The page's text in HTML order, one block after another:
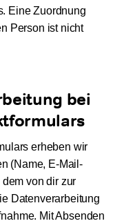
Eine Zuordnung
Person ist nicht
bei
erheben wir
(Name, E-Mail-
von dir zur
Datenverarbeitung
Mit Absenden